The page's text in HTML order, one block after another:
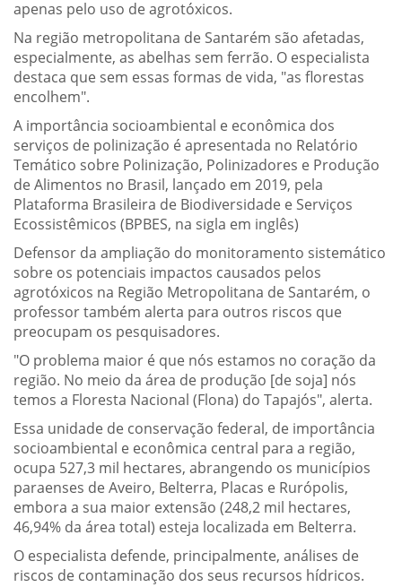
apenas pelo uso de agrotóxicos.
Na região metropolitana de Santarém são afetadas,
especialmente, as abelhas sem ferrão. O especialista
destaca que sem essas formas de vida, "as florestas
encolhem".
A importância socioambiental e econômica dos
serviços de polinização é apresentada no Relatório
Temático sobre Polinização, Polinizadores e Produção
de Alimentos no Brasil, lançado em 2019, pela
Plataforma Brasileira de Biodiversidade e Serviços
Ecossistêmicos (BPBES, na sigla em inglês)
Defensor da ampliação do monitoramento sistemático
sobre os potenciais impactos causados pelos
agrotóxicos na Região Metropolitana de Santarém, o
professor também alerta para outros riscos que
preocupam os pesquisadores.
"O problema maior é que nós estamos no coração da
região. No meio da área de produção [de soja] nós
temos a Floresta Nacional (Flona) do Tapajós", alerta.
Essa unidade de conservação federal, de importância
socioambiental e econômica central para a região,
ocupa 527,3 mil hectares, abrangendo os municípios
paraenses de Aveiro, Belterra, Placas e Rurópolis,
embora a sua maior extensão (248,2 mil hectares,
46,94% da área total) esteja localizada em Belterra.
O especialista defende, principalmente, análises de
riscos de contaminação dos seus recursos hídricos.